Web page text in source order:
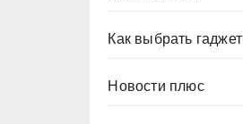
Как выбрать гаджет
Новости плюс